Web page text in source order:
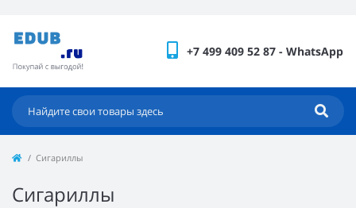
+7 499 409 52 87 - WhatsApp
Сигариллы
Сигариллы